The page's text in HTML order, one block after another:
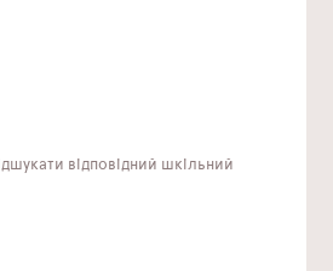
відповідний шкільний